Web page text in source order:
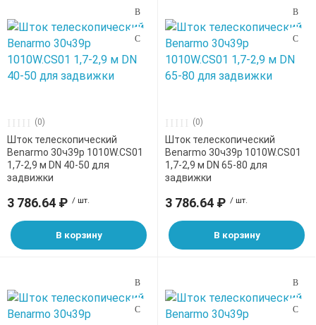
(0)
Шток телескопический
Benarmo 30ч39р 1010W.CS01
1,7-2,9 м DN 40-50 для
задвижки
3 786.64 ₽ / шт.
В корзину
(0)
Шток телескопический
Benarmo 30ч39р 1010W.CS01
1,7-2,9 м DN 65-80 для
задвижки
3 786.64 ₽ / шт.
В корзину